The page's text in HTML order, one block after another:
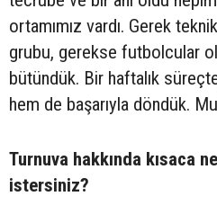
ortamımız vardı. Gerek
grubu, gerekse futbolcular
bütündük. Bir haftalık
hem de başarıyla döndük.
Turnuva hakkında kısaca
istersiniz?